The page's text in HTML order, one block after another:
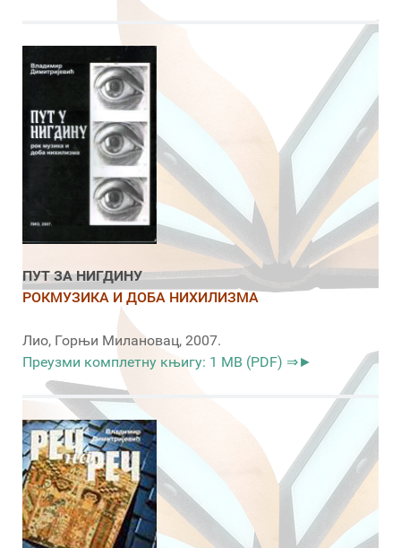
ПУТ ЗА НИГДИНУ
РОКМУЗИКА И ДОБА НИХИЛИЗМА
Лио, Горњи Милановац, 2007.
Преузми комплетну књигу: 1 MB (PDF) ⇒►